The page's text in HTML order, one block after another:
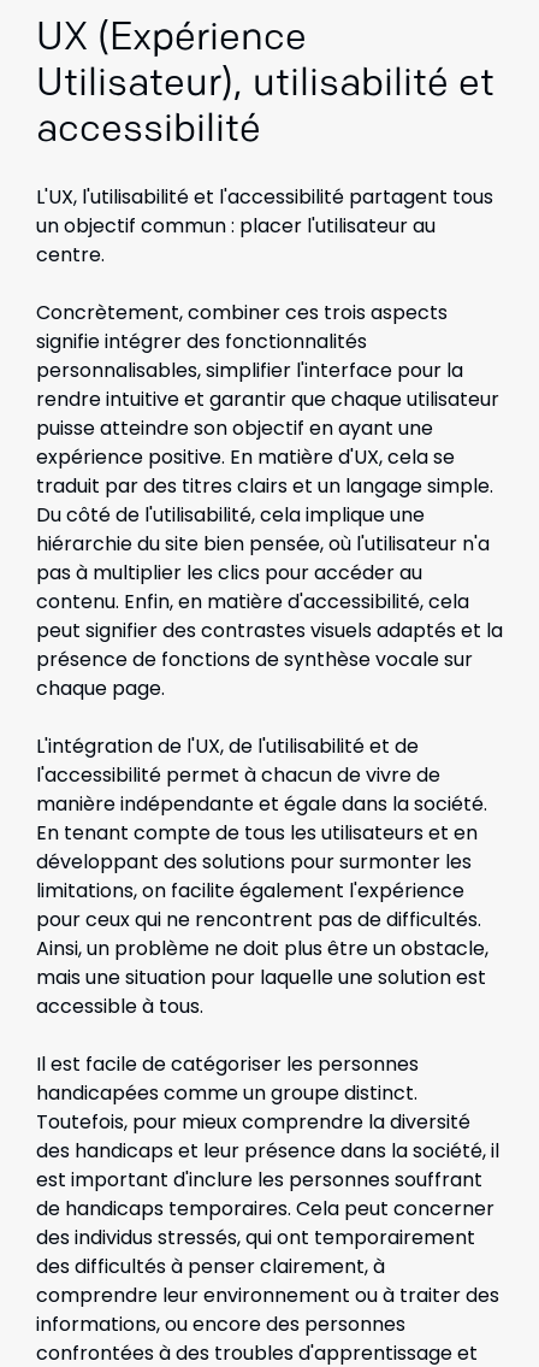
UX (Expérience
Utilisateur), utilisabilité et
accessibilité
L'UX, l'utilisabilité et l'accessibilité partagent tous
un objectif commun : placer l'utilisateur au
centre.
Concrètement, combiner ces trois aspects
signifie intégrer des fonctionnalités
personnalisables, simplifier l'interface pour la
rendre intuitive et garantir que chaque utilisateur
puisse atteindre son objectif en ayant une
expérience positive. En matière d'UX, cela se
traduit par des titres clairs et un langage simple.
Du côté de l'utilisabilité, cela implique une
hiérarchie du site bien pensée, où l'utilisateur n'a
pas à multiplier les clics pour accéder au
contenu. Enfin, en matière d'accessibilité, cela
peut signifier des contrastes visuels adaptés et la
présence de fonctions de synthèse vocale sur
chaque page.
L'intégration de l'UX, de l'utilisabilité et de
l'accessibilité permet à chacun de vivre de
manière indépendante et égale dans la société.
En tenant compte de tous les utilisateurs et en
développant des solutions pour surmonter les
limitations, on facilite également l'expérience
pour ceux qui ne rencontrent pas de difficultés.
Ainsi, un problème ne doit plus être un obstacle,
mais une situation pour laquelle une solution est
accessible à tous.
Il est facile de catégoriser les personnes
handicapées comme un groupe distinct.
Toutefois, pour mieux comprendre la diversité
des handicaps et leur présence dans la société, il
est important d'inclure les personnes souffrant
de handicaps temporaires. Cela peut concerner
des individus stressés, qui ont temporairement
des difficultés à penser clairement, à
comprendre leur environnement ou à traiter des
informations, ou encore des personnes
confrontées à des troubles d'apprentissage et